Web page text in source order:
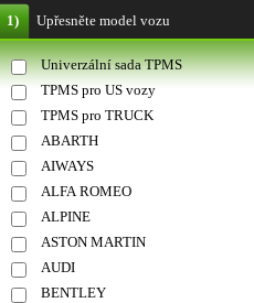
1) Upřesněte model vozu
Univerzální sada TPMS
TPMS pro US vozy
TPMS pro TRUCK
ABARTH
AIWAYS
ALFA ROMEO
ALPINE
ASTON MARTIN
AUDI
BENTLEY